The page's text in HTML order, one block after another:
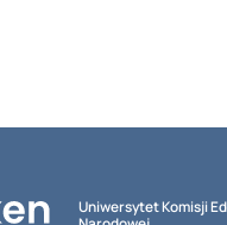
Uniwersytet Komisji